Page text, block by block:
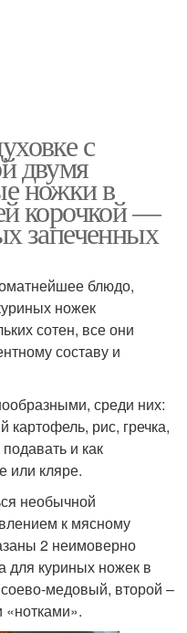
с
двумя
ножки в
корочкой —
запеченных
блюдо,
ножек
сотен, все они
составу и
среди них:
рис, гречка,
и как
или кляре.
необычной
к мясному
2 неимоверно
для куриных ножек в
медовый, второй –